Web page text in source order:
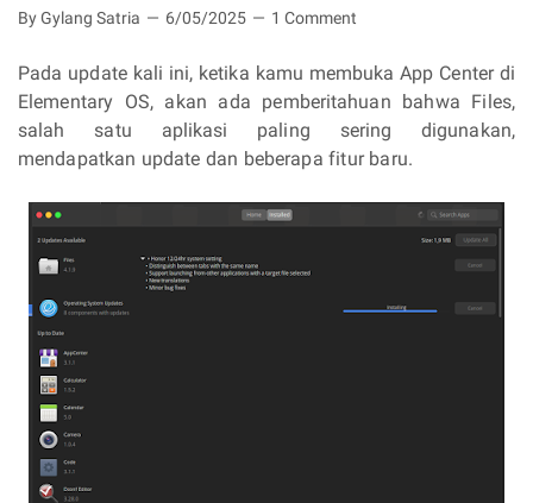
By Gylang Satria 6/05/2025 1 Comment
Pada update kali ini, ketika kamu membuka App Center di
Elementary OS, akan ada pemberitahuan bahwa Files,
salah satu aplikasi paling sering digunakan,
mendapatkan update dan beberapa fitur baru.